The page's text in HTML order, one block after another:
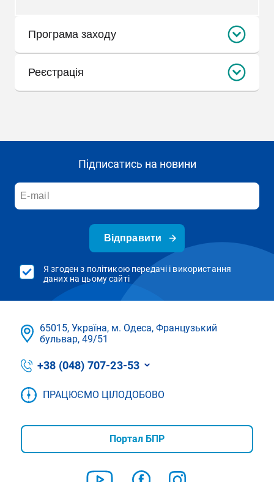
Програма заходу
Failed to fetch Error: URL to the PDF file must be on
exactly the same domain as the current web page.
Реєстрація
Підписатись на новини
Відправити
Я згоден з політикою передачі і використання
даних на цьому сайті
65015, Україна, м. Одеса, Французький
бульвар, 49/51
+38 (048) 707-23-53
ПРАЦЮЄМО ЦІЛОДОБОВО
Портал БПР